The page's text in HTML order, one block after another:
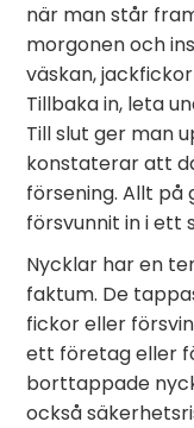
när man står
morgonen och
väskan,
Tillbaka in, leta
Till slut ger man
konstaterar att
försening. Allt på
försvunnit in i ett
Nycklar har en
faktum. De
fickor eller
ett företag eller
borttappade
också